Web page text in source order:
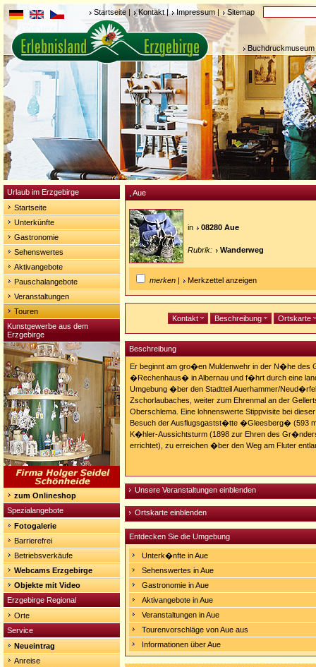
Startseite | Kontakt | Impressum | Sitemap
Urlaub im Erzgebirge
Startseite
Unterkünfte
Gastronomie
Sehenswertes
Aktivangebote
Pauschalangebote
Veranstaltungen
Touren
Kunstgewerbe aus dem
Erzgebirge
zum Onlineshop
Spezialangebote
Fotogalerie
Barrierefrei
Betriebsverkäufe
Webcams Erzgebirge
Objekte mit Video
Erzgebirge Regional
Orte
Service
Neueintrag
Anreise
, Aue
in 08280 Aue
Rubrik: Wanderweg
merken | Merkzettel anzeigen
Kontakt Beschreibung Ortskarte
Beschreibung
Er beginnt am gro�en Muldenwehr in der N�he des
�Rechenhaus� in Albernau und f�hrt durch eine
Umgebung �ber den Stadtteil Auerhammer/
Zschorlaubaches, weiter zum Ehrenmal an der
Oberschlema. Eine lohnenswerte Stippvisite bei
Besuch der Ausflugsgastst�tte �Gleesberg� (593
K�hler-Aussichtsturm (1898 zur Ehren des
errichtet), zu erreichen �ber den Weg am Fluter
Unsere Veranstaltungen einblenden
Ortskarte einblenden
Entdecken Sie die Umgebung
Unterk�nfte in Aue
Sehenswertes in Aue
Gastronomie in Aue
Aktivangebote in Aue
Veranstaltungen in Aue
Tourenvorschläge von Aue aus
Informationen über Aue